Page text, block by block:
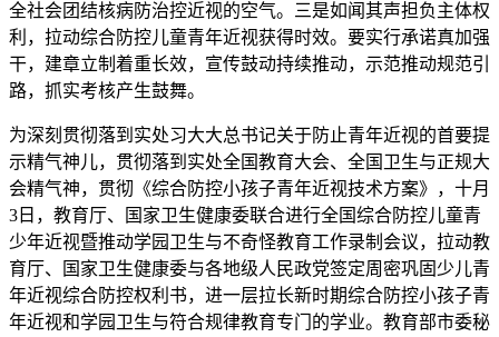
全社会团结核病防治控近视的空气。三是如闻其声担负主体权
利，拉动综合防控儿童青年近视获得时效。要实行承诺真加强
干，建章立制着重长效，宣传鼓动持续推动，示范推动规范引
路，抓实考核产生鼓舞。
为深刻贯彻落到实处习大大总书记关于防止青年近视的首要提
示精气神儿，贯彻落到实处全国教育大会、全国卫生与正规大
会精气神，贯彻《综合防控小孩子青年近视技术方案》，十月
3日，教育厅、国家卫生健康委联合进行全国综合防控儿童青
少年近视暨推动学园卫生与不奇怪教育工作录制会议，拉动教
育厅、国家卫生健康委与各地级人民政党签定周密巩固少儿青
年近视综合防控权利书，进一层拉长新时期综合防控小孩子青
年近视和学园卫生与符合规律教育专门的学业。教育部市委秘